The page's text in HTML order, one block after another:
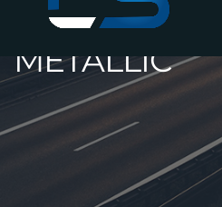
METALLIC